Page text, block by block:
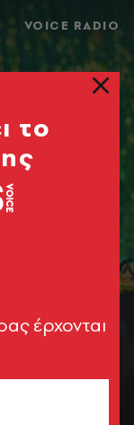
VOICE RADIO
το
έρχονται